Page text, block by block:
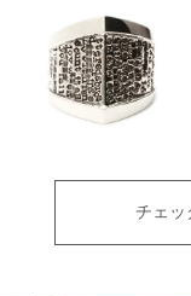
チェッ